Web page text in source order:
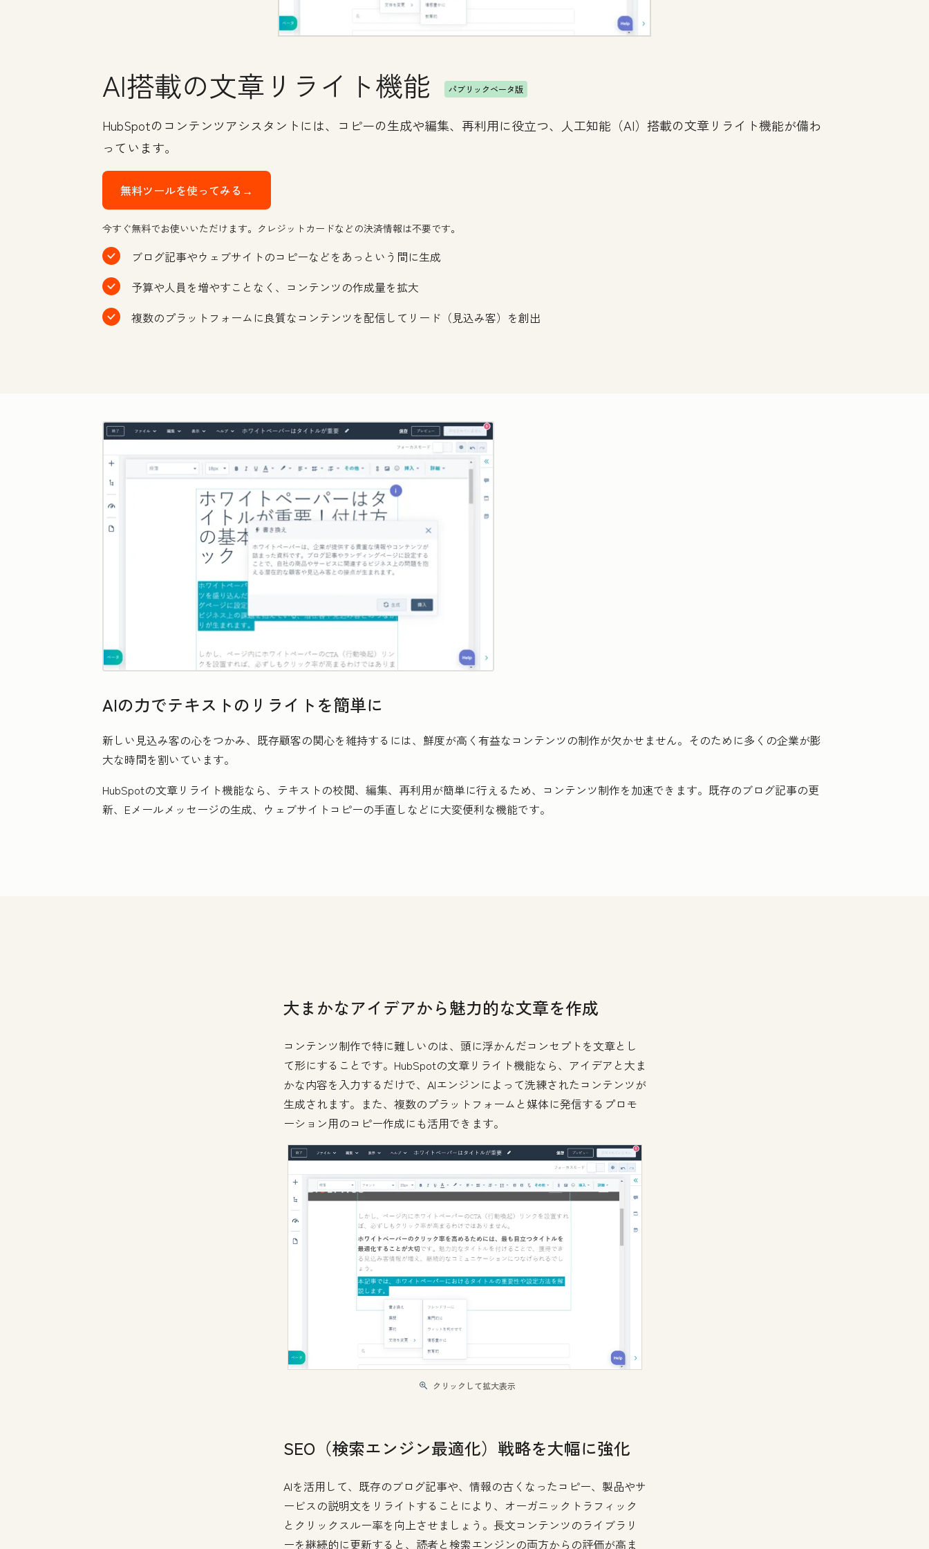
AI搭載の文章リライト機能 パブリックベータ版
HubSpotのコンテンツアシスタントには、コピーの生成や編集、再利用に役立つ、人工知能（AI）搭載の文章リライト機能が備わ
っています。
無料ツールを使ってみる→
今すぐ無料でお使いいただけます。クレジットカードなどの決済情報は不要です。
ブログ記事やウェブサイトのコピーなどをあっという間に生成
予算や人員を増やすことなく、コンテンツの作成量を拡大
複数のプラットフォームに良質なコンテンツを配信してリード（見込み客）を創出
AIの力でテキストのリライトを簡単に
新しい見込み客の心をつかみ、既存顧客の関心を維持するには、鮮度が高く有益なコンテンツの制作が欠かせません。そのために多くの企業が膨
大な時間を割いています。
HubSpotの文章リライト機能なら、テキストの校閲、編集、再利用が簡単に行えるため、コンテンツ制作を加速できます。既存のブログ記事の更
新、Eメールメッセージの生成、ウェブサイトコピーの手直しなどに大変便利な機能です。
大まかなアイデアから魅力的な文章を作成
コンテンツ制作で特に難しいのは、頭に浮かんだコンセプトを文章とし
て形にすることです。HubSpotの文章リライト機能なら、アイデアと大ま
かな内容を入力するだけで、AIエンジンによって洗練されたコンテンツが
生成されます。また、複数のプラットフォームと媒体に発信するプロモ
ーション用のコピー作成にも活用できます。
クリックして拡大表示
SEO（検索エンジン最適化）戦略を大幅に強化
AIを活用して、既存のブログ記事や、情報の古くなったコピー、製品やサ
ービスの説明文をリライトすることにより、オーガニックトラフィック
とクリックスルー率を向上させましょう。長文コンテンツのライブラリ
ーを継続的に更新すると、読者と検索エンジンの両方からの評価が高ま